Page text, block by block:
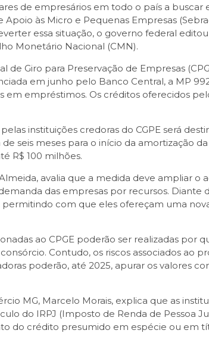
de empresários em todo o país a
às Micro e Pequenas Empresas
essa situação, o governo federal
Monetário Nacional (CMN).
Giro para Preservação de Empresas
em junho pelo Banco Central, a MP
em empréstimos. Os créditos oferecidos
instituições credoras do CGPE será
seis meses para o início da amortização
R$ 100 milhões.
avalia que a medida deve ampliar o
das empresas por recursos. Diante
com que eles ofereçam uma
ao CPGE poderão ser realizadas por
Contudo, os riscos associados ao
poderão, até 2025, apurar os valores
MG, Marcelo Morais, explica que as
do IRPJ (Imposto de Renda de Pessoa
do crédito presumido em espécie ou em